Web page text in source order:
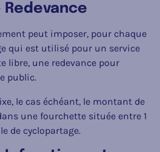
Redevance
peut imposer, pour chaque
qui est utilisé pour un service
libre, une redevance pour
public.
le cas échéant, le montant de
une fourchette située entre 1
de cyclopartage.